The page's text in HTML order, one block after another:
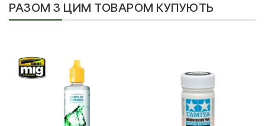
РАЗОМ З ЦИМ ТОВАРОМ КУПУЮТЬ